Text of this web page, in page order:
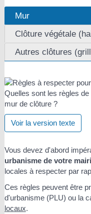
Mur
Clôture végétale
Autres clôtures
Quelles sont les règles
mur de clôture ?
Voir la version texte
Vous devez d'abord
urbanisme de votre
locales à respecter par
Ces règles peuvent être
d'urbanisme (PLU) ou la
locaux.